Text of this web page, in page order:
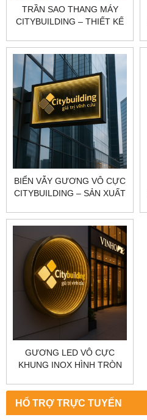
HỔ TRỢ TRỰC TUYẾN
TRẦN SAO THANG MÁY
CITYBUILDING – THIẾT KẾ
BIỂN VẪY GƯƠNG VÔ CỰC
CITYBUILDING – SẢN XUẤT
GƯƠNG LED VÔ CỰC
KHUNG INOX HÌNH TRÒN